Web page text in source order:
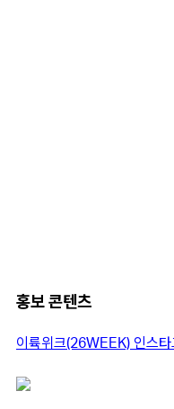
홍보 콘텐츠
이륙위크(26WEEK) 인스타